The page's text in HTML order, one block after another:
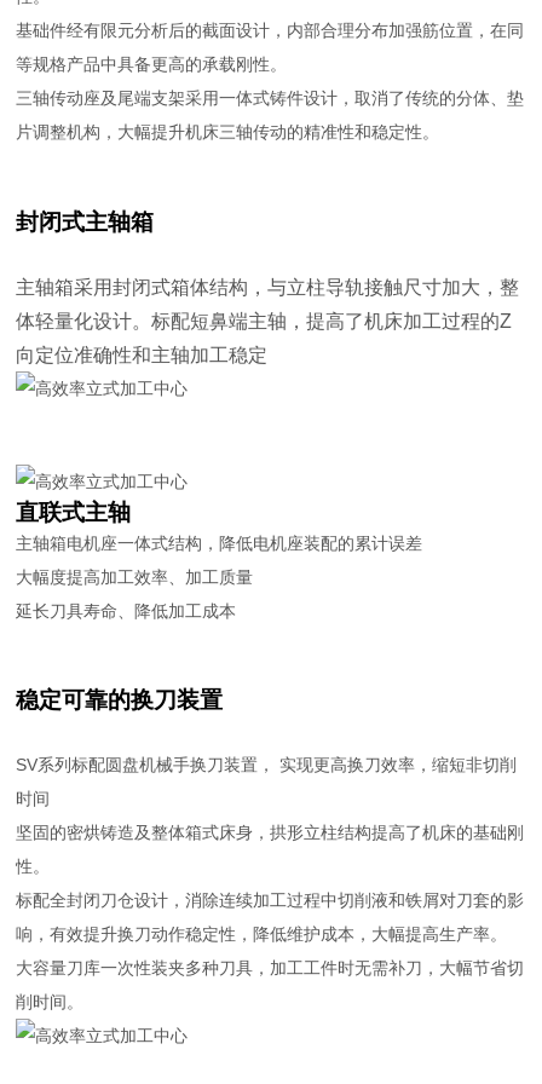
基础件经有限元分析后的截面设计，内部合理分布加强筋位置，在同
等规格产品中具备更高的承载刚性。
三轴传动座及尾端支架采用一体式铸件设计，取消了传统的分体、垫
片调整机构，大幅提升机床三轴传动的精准性和稳定性。
封闭式主轴箱
主轴箱采用封闭式箱体结构，与立柱导轨接触尺寸加大，整
体轻量化设计。标配短鼻端主轴，提高了机床加工过程的Z
向定位准确性和主轴加工稳定
直联式主轴
主轴箱电机座一体式结构，降低电机座装配的累计误差
大幅度提高加工效率、加工质量
延长刀具寿命、降低加工成本
稳定可靠的换刀装置
SV系列标配圆盘机械手换刀装置， 实现更高换刀效率，缩短非切削
时间
坚固的密烘铸造及整体箱式床身，拱形立柱结构提高了机床的基础刚
性。
标配全封闭刀仓设计，消除连续加工过程中切削液和铁屑对刀套的影
响，有效提升换刀动作稳定性，降低维护成本，大幅提高生产率。
大容量刀库一次性装夹多种刀具，加工工件时无需补刀，大幅节省切
削时间。